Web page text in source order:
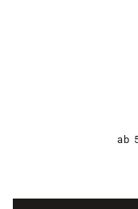
ab